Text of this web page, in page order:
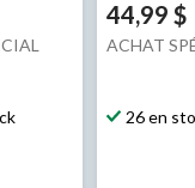
44,99 $
ACHAT
26 en